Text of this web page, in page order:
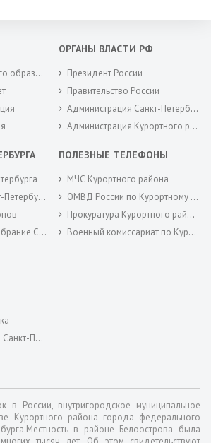
ОРГАНЫ ВЛАСТИ РФ
Президент России
Правительство России
Администрация Санкт-Петербурга
Администрация Курортного района Санкт-Петербурга
Петербурга
ПОЛЕЗНЫЕ ТЕЛЕФОНЫ
МЧС Курортного района
ОМВД России по Курортному району
Прокуратура Курортного района
Военный комиссариат по Курортному районам города Санкт-Петербурга
в России, внутригородское муниципальное
Курортного района города федерального
в районе Белоострова была